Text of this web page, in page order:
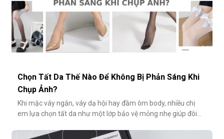
Chọn Tất Da Thế Nào Để Không Bị Phản Sáng Khi
Chụp Ảnh?
Khi mặc váy ngắn, váy dạ hội hay đầm ôm body, nhiều chị
em lựa chọn tất da như một lớp bảo vệ mỏng nhẹ giúp đôi
Tuy nhiên, không ít người gặp phải tình huống dở khóc dở